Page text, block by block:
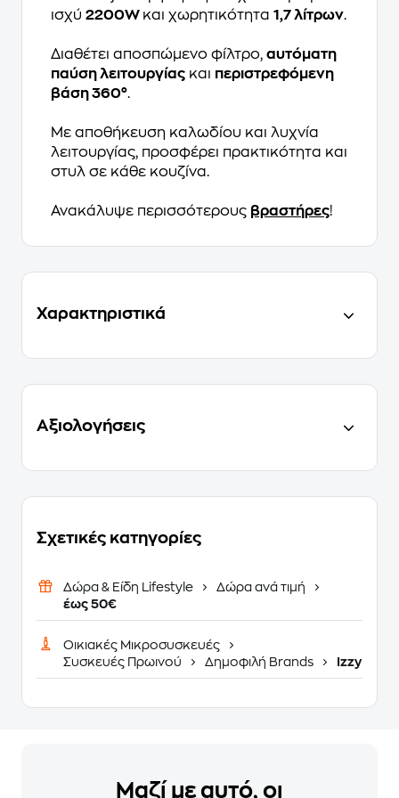
ισχύ 2200W και χωρητικότητα 1,7 λίτρων.
Διαθέτει αποσπώμενο φίλτρο, αυτόματη
παύση λειτουργίας και περιστρεφόμενη
βάση 360°.
Με αποθήκευση καλωδίου και λυχνία
λειτουργίας, προσφέρει πρακτικότητα και
στυλ σε κάθε κουζίνα.
Ανακάλυψε περισσότερους βραστήρες!
Χαρακτηριστικά
Αξιολογήσεις
Σχετικές κατηγορίες
Δώρα & Είδη Lifestyle
Δώρα ανά τιμή
έως 50€
Οικιακές Μικροσυσκευές
Συσκευές Πρωινού
Δημοφιλή Brands Izzy
Μαζί με αυτό, οι